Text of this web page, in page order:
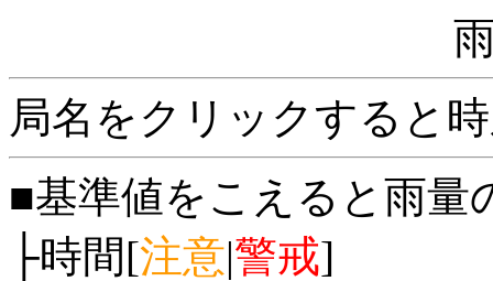
局名をクリックすると
■基準値をこえると雨量
├時間[注意|警戒]